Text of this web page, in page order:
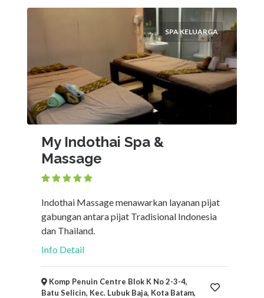
SPA KELUARGA
My Indothai Spa &
Massage
Indothai Massage menawarkan layanan pijat
gabungan antara pijat Tradisional Indonesia
dan Thailand.
Info Detail
Komp Penuin Centre Blok K No 2-3-4,
Batu Selicin, Kec. Lubuk Baja, Kota Batam,